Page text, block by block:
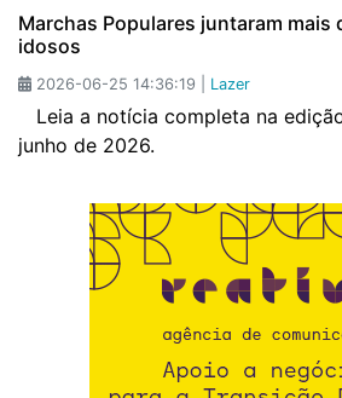
Marchas Populares juntaram mais
idosos
2026-06-25 14:36:19 | Lazer
Leia a notícia completa na
junho de 2026.